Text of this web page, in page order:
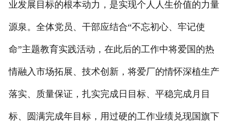
业发展目标的根本动力，是实现个人人生价值的力量
源泉。全体党员、干部应结合“不忘初心、牢记使
命”主题教育实践活动，在此后的工作中将爱国的热
情融入市场拓展、技术创新，将爱厂的情怀深植生产
落实、质量保证，扎实完成日目标、平稳完成月目
标、圆满完成年目标，用过硬的工作业绩兑现国旗下